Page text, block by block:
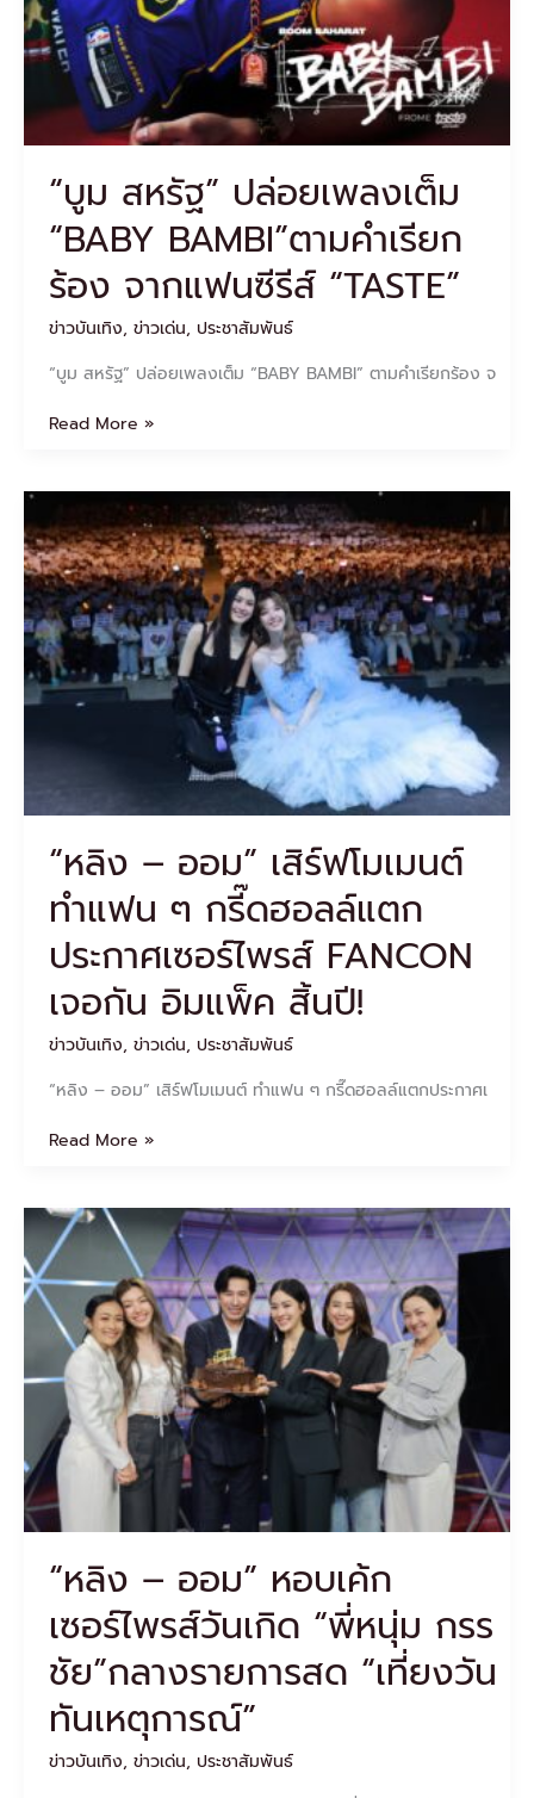
“บูม สหรัฐ” ปล่อยเพลงเต็ม
“BABY BAMBI”ตามคำเรียก
ร้อง จากแฟนซีรีส์ “TASTE”
ข่าวบันเทิง, ข่าวเด่น, ประชาสัมพันธ์
“บูม สหรัฐ” ปล่อยเพลงเต็ม “BABY BAMBI” ตามคำเรียกร้อง จ
“TASTE”
Read More »
“หลิง – ออม” เสิร์ฟโมเมนต์
ทำแฟน ๆ กรี๊ดฮอลล์แตก
ประกาศเซอร์ไพรส์ FANCON
เจอกัน อิมแพ็ค สิ้นปี!
ข่าวบันเทิง, ข่าวเด่น, ประชาสัมพันธ์
“หลิง – ออม” เสิร์ฟโมเมนต์ ทำแฟน ๆ กรี๊ดฮอลล์แตกประกาศเ
–
ออม”
เสิร์ฟ
โมเมนต์
ทำ
แฟน
ๆ
กรี๊ด
เซอร์ไพรส์
เจอ
กัน
อิม
แพ็ค
สิ้น
Read More »
“หลิง – ออม” หอบเค้ก
เซอร์ไพรส์วันเกิด “พี่หนุ่ม กรร
ชัย”กลางรายการสด “เที่ยงวัน
ทันเหตุการณ์”
ข่าวบันเทิง, ข่าวเด่น, ประชาสัมพันธ์
“หลิง
–
ออม”
หอบ
เค้ก
เซอร์ไพรส์
วัน
เกิด
“พี่
หนุ่ม
กรร
ชัย”กลาง
รายการ
“เที่ยง
วัน
ทัน
เหตุการณ์”